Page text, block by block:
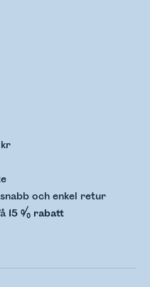
och enkel retur
15 % rabatt